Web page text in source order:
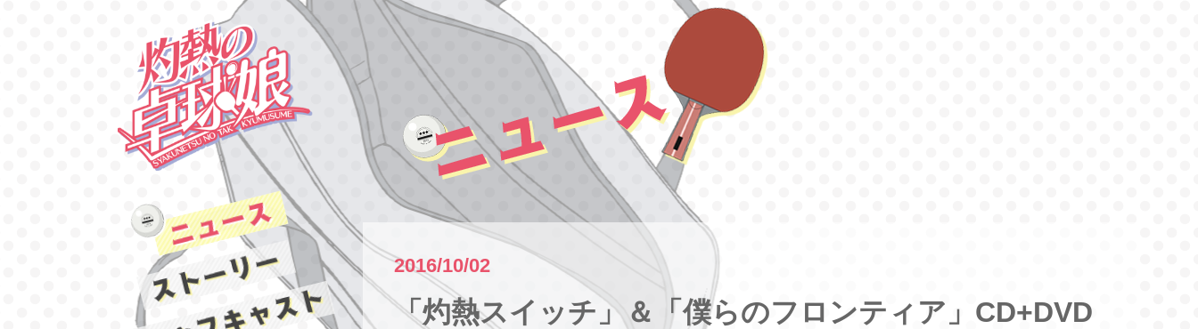
2016/10/02
「灼熱スイッチ」＆「僕らのフロンティア」CD+DVD